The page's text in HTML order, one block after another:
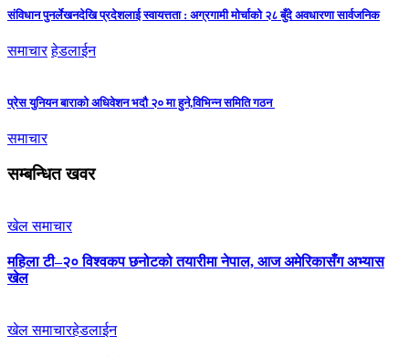
संविधान पुनर्लेखनदेखि प्रदेशलाई स्वायत्तता : अग्रगामी मोर्चाको २८ बुँदे अवधारणा सार्वजनिक
समाचार हेडलाईन
प्रेस युनियन बाराको अधिवेशन भदौ २० मा हुने,विभिन्न समिति गठन
समाचार
सम्बन्धित खवर
खेल समाचार
महिला टी–२० विश्वकप छनोटको तयारीमा नेपाल, आज अमेरिकासँग अभ्यास
खेल
खेल समाचारहेडलाईन